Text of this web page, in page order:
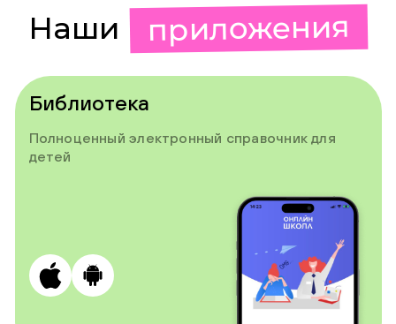
Наши приложения
Библиотека
Полноценный электронный справочник для
детей